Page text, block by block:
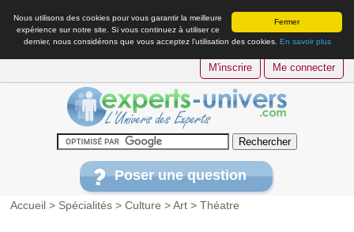
Fermer
Nous utilisons des cookies pour vous garantir la meilleure
expérience sur notre site. Si vous continuez à utiliser ce
dernier, nous considérons que vous acceptez l’utilisation des cookies. En savoir plus
M'inscrire Me connecter
Poser une question
Accueil > Spécialités >Culture >Art >Théatre